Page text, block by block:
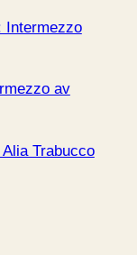
Intermezzo
av
Trabucco